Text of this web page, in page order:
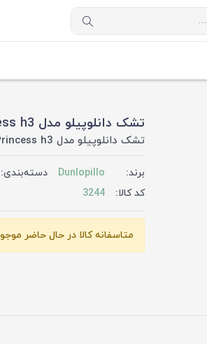
تشک دانلوپیلو مدل Princess h3 سایز 100x200
تشک دانلوپیلو مدل Princess h3 سایز 100x200
برند: Dunlopillo دسته‌بندی:
کد کالا:
3244
متاسفانه کالا در حال حاضر